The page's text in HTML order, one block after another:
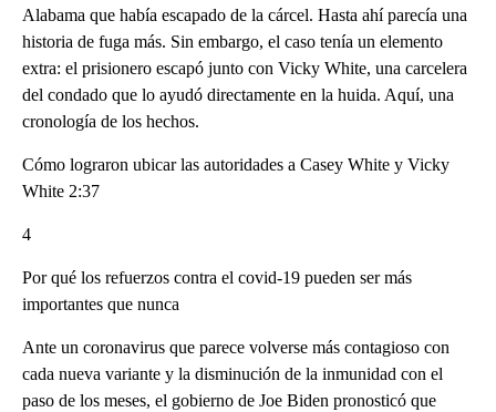
Alabama que había escapado de la cárcel. Hasta ahí parecía una
historia de fuga más. Sin embargo, el caso tenía un elemento
extra: el prisionero escapó junto con Vicky White, una carcelera
del condado que lo ayudó directamente en la huida. Aquí, una
cronología de los hechos.
Cómo lograron ubicar las autoridades a Casey White y Vicky
White 2:37
4
Por qué los refuerzos contra el covid-19 pueden ser más
importantes que nunca
Ante un coronavirus que parece volverse más contagioso con
cada nueva variante y la disminución de la inmunidad con el
paso de los meses, el gobierno de Joe Biden pronosticó que